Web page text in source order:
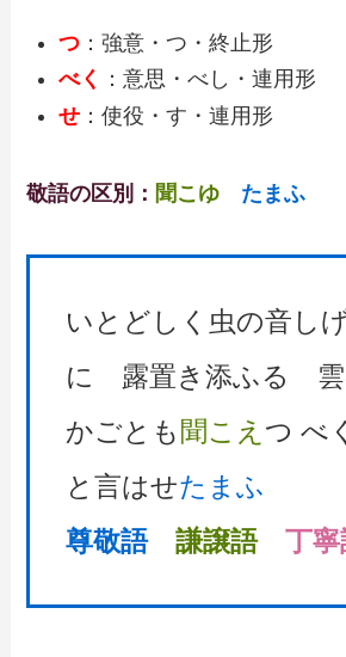
つ ：強意・つ・終止形
べく
：意思・べし・連用形
せ ：使役・す・連用形
敬語の区別： 聞こゆ たまふ
いとどしく虫の音し
に 露置き添ふる
かごとも 聞こえ つ べ
と言はせたまふ
尊敬語
謙譲語 丁